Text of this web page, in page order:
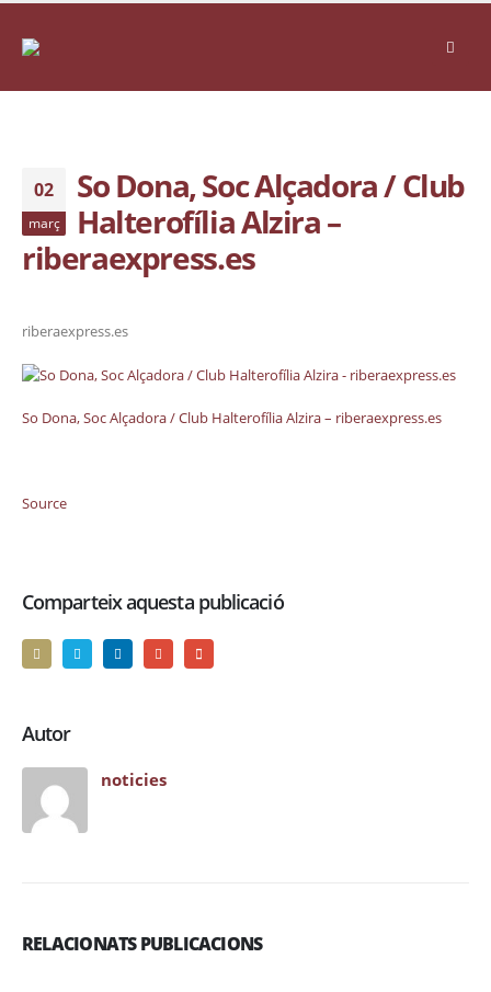
02
març
So Dona, Soc Alçadora / Club
Halterofília Alzira –
riberaexpress.es
riberaexpress.es
So Dona, Soc Alçadora / Club Halterofília Alzira – riberaexpress.es
Source
Comparteix aquesta publicació
Autor
noticies
RELACIONATS PUBLICACIONS